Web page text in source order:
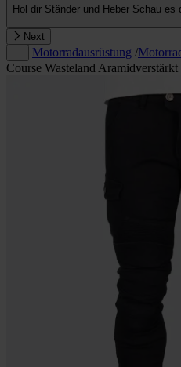
Hol dir Ständer und Heber Schau es
Next
Motorradausrüstung /
Course Wasteland